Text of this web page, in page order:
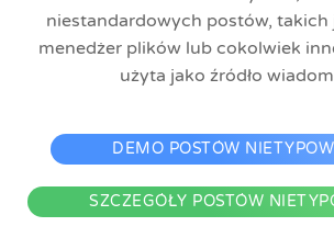
niestandardowych postów, takich
menedżer plików lub cokolwiek
użyta jako źródło
DEMO POSTÓW
SZCZEGÓŁY POSTÓW